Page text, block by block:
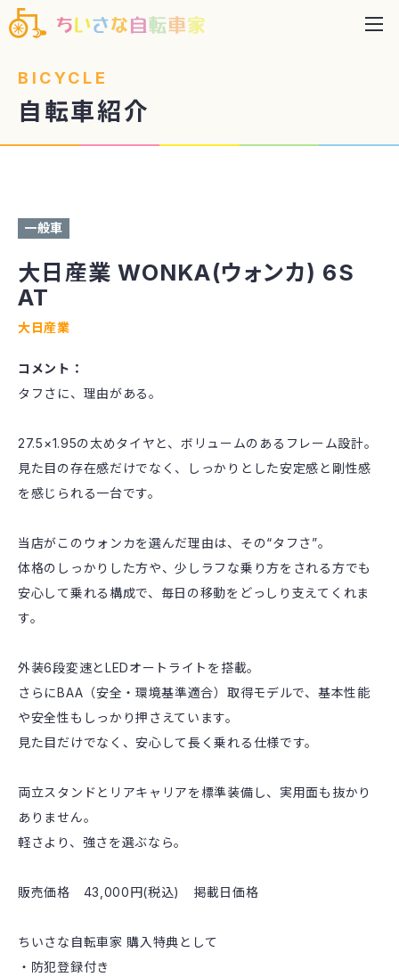
BICYCLE
自転車紹介
一般車
大日産業 WONKA(ウォンカ) 6S
AT
大日産業
コメント：
タフさに、理由がある。
27.5×1.95の太めタイヤと、ボリュームのあるフレーム設計。
見た目の存在感だけでなく、しっかりとした安定感と剛性感
を感じられる一台です。
当店がこのウォンカを選んだ理由は、その“タフさ”。
体格のしっかりした方や、少しラフな乗り方をされる方でも
安心して乗れる構成で、毎日の移動をどっしり支えてくれま
す。
外装6段変速とLEDオートライトを搭載。
さらにBAA（安全・環境基準適合）取得モデルで、基本性能
や安全性もしっかり押さえています。
見た目だけでなく、安心して長く乗れる仕様です。
両立スタンドとリアキャリアを標準装備し、実用面も抜かり
ありません。
軽さより、強さを選ぶなら。
販売価格 43,000円(税込) 掲載日価格
ちいさな自転車家 購入特典として
・防犯登録付き